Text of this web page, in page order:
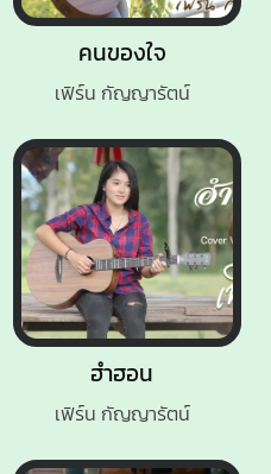
คนของใจ
เฟิร์น กัญญารัตน์
ฮำฮอน
เฟิร์น กัญญารัตน์